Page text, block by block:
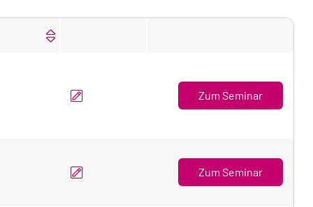
Zum Seminar
kompakt
Zum Seminar
"